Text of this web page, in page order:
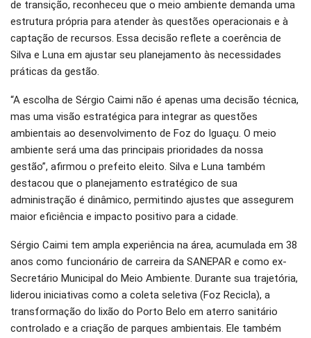
de transição, reconheceu que o meio ambiente demanda uma
estrutura própria para atender às questões operacionais e à
captação de recursos. Essa decisão reflete a coerência de
Silva e Luna em ajustar seu planejamento às necessidades
práticas da gestão.
“A escolha de Sérgio Caimi não é apenas uma decisão técnica,
mas uma visão estratégica para integrar as questões
ambientais ao desenvolvimento de Foz do Iguaçu. O meio
ambiente será uma das principais prioridades da nossa
gestão”, afirmou o prefeito eleito. Silva e Luna também
destacou que o planejamento estratégico de sua
administração é dinâmico, permitindo ajustes que assegurem
maior eficiência e impacto positivo para a cidade.
Sérgio Caimi tem ampla experiência na área, acumulada em 38
anos como funcionário de carreira da SANEPAR e como ex-
Secretário Municipal do Meio Ambiente. Durante sua trajetória,
liderou iniciativas como a coleta seletiva (Foz Recicla), a
transformação do lixão do Porto Belo em aterro sanitário
controlado e a criação de parques ambientais. Ele também